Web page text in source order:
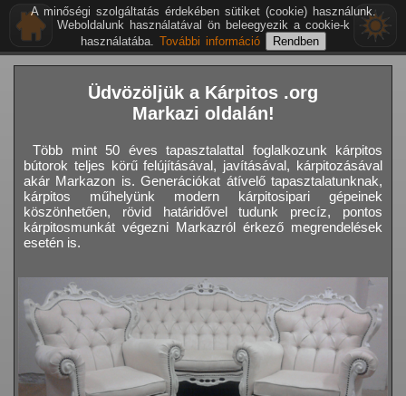
Üdvözöljük a Kárpitos .org
Markazi oldalán!
Több mint 50 éves tapasztalattal foglalkozunk kárpitos
bútorok teljes körű felújításával, javításával, kárpitozásával
akár Markazon is. Generációkat átívelő tapasztalatunknak,
kárpitos műhelyünk modern kárpitosipari gépeinek
köszönhetően, rövid határidővel tudunk precíz, pontos
kárpitosmunkát végezni Markazról érkező megrendelések
esetén is.
A minőségi szolgáltatás érdekében sütiket (cookie) használunk.
Weboldalunk használatával ön beleegyezik a cookie-k
használatába. További információ